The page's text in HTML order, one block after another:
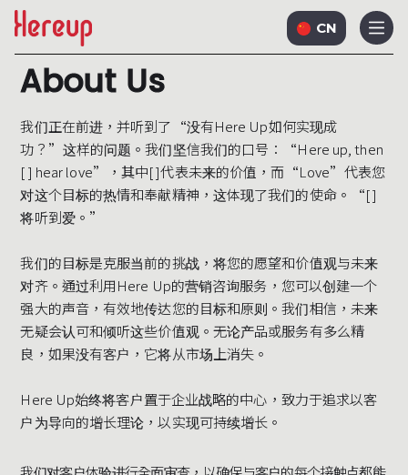
CN
About Us
我们正在前进，并听到了“没有Here Up如何实现成
功？”这样的问题。我们坚信我们的口号：“Here up, then
[ ] hear love”，其中[ ]代表未来的价值，而“Love”代表您
对这个目标的热情和奉献精神，这体现了我们的使命。“[ ]
将听到爱。”
我们的目标是克服当前的挑战，将您的愿望和价值观与未来
对齐。通过利用Here Up的营销咨询服务，您可以创建一个
强大的声音，有效地传达您的目标和原则。我们相信，未来
无疑会认可和倾听这些价值观。无论产品或服务有多么精
良，如果没有客户，它将从市场上消失。
Here Up始终将客户置于企业战略的中心，致力于追求以客
户为导向的增长理论，以实现可持续增长。